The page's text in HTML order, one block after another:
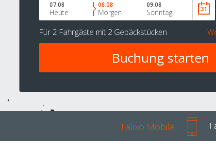
07.08
Heute
08.08
Morgen
09.08
Sonntag
Für 2 Fahrgäste mit 2 Gepäckstücken
Talixo Mobile